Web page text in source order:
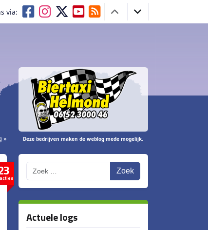
via:
» Deze bedrijven maken de weblog mede mogelijk.
Actuele logs